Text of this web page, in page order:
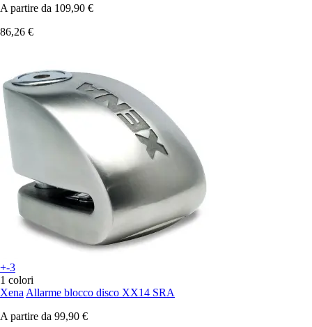
A partire da 109,90 €
86,26 €
+-3
1 colori
Xena Allarme blocco disco XX14 SRA
A partire da 99,90 €